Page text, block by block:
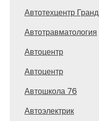
Автотехцентр Гранд
Автотравматология
Автоцентр
Автоцентр
Автошкола 76
Автоэлектрик